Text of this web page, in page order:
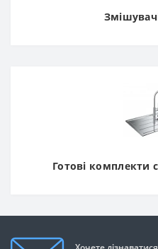
Готові комплекти